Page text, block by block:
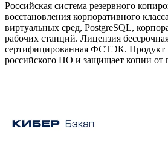
Российская система резервного
восстановления корпоративного
виртуальных сред, PostgreSQL,
рабочих станций. Лицензия
сертифицированная ФСТЭК. Продукт
российского ПО и защищает копии от